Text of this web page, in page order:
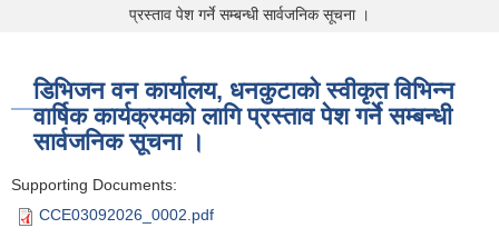
प्रस्ताव पेश गर्ने सम्बन्धी सार्वजनिक सूचना ।
डिभिजन वन कार्यालय, धनकुटाको स्वीकृत विभिन्न
वार्षिक कार्यक्रमको लागि प्रस्ताव पेश गर्ने सम्बन्धी
सार्वजनिक सूचना ।
Supporting Documents:
CCE03092026_0002.pdf